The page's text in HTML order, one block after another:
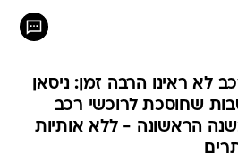
לא ראינו הרבה זמן: ניסאן
שחוסכת לרוכשי רכב
הראשונה - ללא אותיות